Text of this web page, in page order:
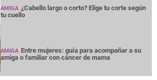
AMIGA ¿Cabello largo o corto? Elige tu corte según
tu cuello
AMIGA Entre mujeres: guía para acompañar a su
amiga o familiar con cáncer de mama